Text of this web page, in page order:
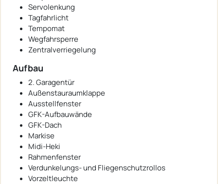
Servolenkung
Tagfahrlicht
Tempomat
Wegfahrsperre
Zentralverriegelung
Aufbau
2. Garagentür
Außenstauraumklappe
Ausstellfenster
GFK-Aufbauwände
GFK-Dach
Markise
Midi-Heki
Rahmenfenster
Verdunkelungs- und Fliegenschutzrollos
Vorzeltleuchte